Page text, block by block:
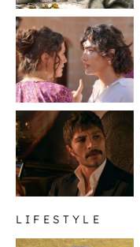
LIFESTYLE